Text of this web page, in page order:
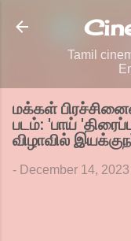
Tamil
மக்கள்
படம்: 'பாய்
விழாவில்
- December 14, 2023